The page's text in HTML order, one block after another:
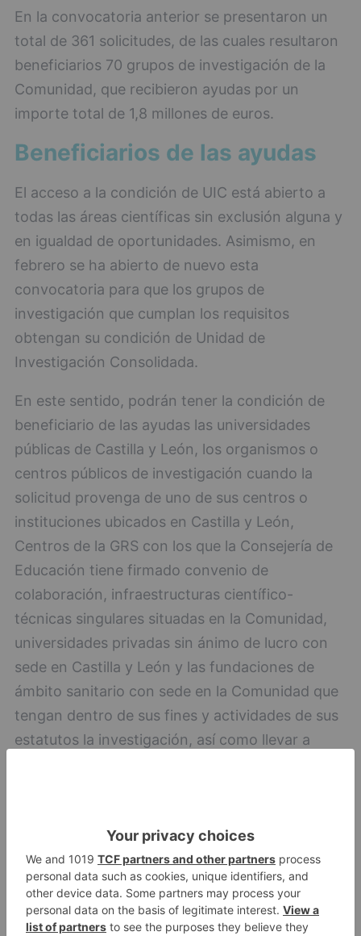
En la convocatoria anterior se presentaron un
total de 361 solicitudes, de las cuales resultaron
beneficiarios 70 grupos de investigación de la
Comunidad, que recibieron ayudas por un
importe total de 1,8 millones de euros.
Beneficiarios de las ayudas
El acceso a la condición de UIC está abierto a
todas las áreas científicas sin exclusión alguna y
en igualdad de oportunidades. Asimismo, en
febrero se ha abierto de nuevo esta
convocatoria para que los grupos de
investigación que cumplan los requisitos
obtengan su condición de Unidad de
Investigación Consolidada.
En este sentido, podrán tener la condición de
beneficiario de las ayudas las universidades
públicas de Castilla y León, los organismos o
centros públicos de investigación cuando la
solicitud provenga de uno de sus centros o
instituciones ubicados en Castilla y León,
Centros de la GRS con los que la Consejería de
Educación tiene firmado convenio de
colaboración, infraestructuras científico-
técnicas singulares situadas en la Comunidad,
universidades privadas sin ánimo de lucro con
sede en Castilla y León y las fundaciones de
ámbito sanitario con sede en la Comunidad que
tengan dentro de sus fines y actividades de sus
estatutos la investigación, así como llevar a